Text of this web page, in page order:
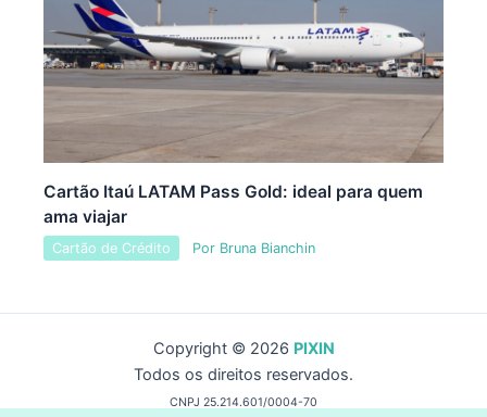
Cartão Itaú LATAM Pass Gold: ideal para quem
ama viajar
Cartão de Crédito Por Bruna Bianchin
Copyright © 2026 PIXIN
Todos os direitos reservados.
CNPJ 25.214.601/0004-70